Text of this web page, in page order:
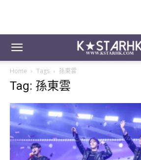
Home Tags 孫東雲
Tag: 孫東雲